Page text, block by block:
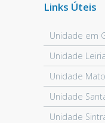
Links Úteis
Unidade em
Unidade Leiria
Unidade
Unidade
Unidade